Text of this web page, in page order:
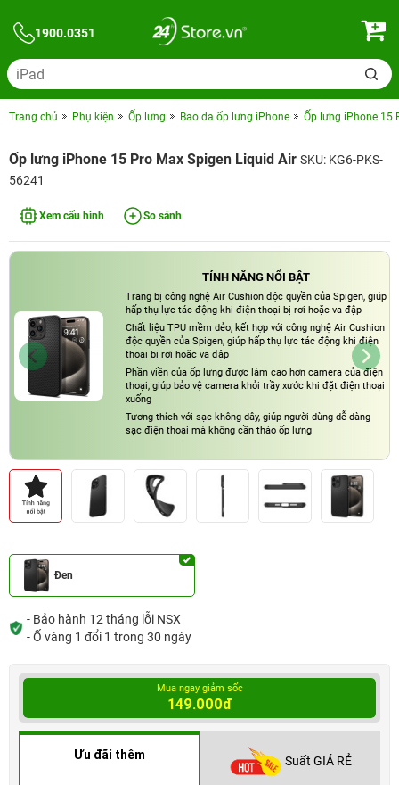
1900.0351
Trang chủ Phụ kiện Ốp lưng Bao da ốp lưng iPhone Ốp lưng iPhone 15
Ốp lưng iPhone 15 Pro Max Spigen Liquid Air SKU: KG6-PKS-
56241
Xem cấu hình So sánh
TÍNH NĂNG NỔI BẬT
Trang bị công nghệ Air Cushion độc quyền của Spigen, giúp
hấp thụ lực tác động khi điện thoại bị rơi hoặc va đập
Chất liệu TPU mềm dẻo, kết hợp với công nghệ Air Cushion
độc quyền của Spigen, giúp hấp thụ lực tác động khi điện
thoại bị rơi hoặc va đập
Phần viền của ốp lưng được làm cao hơn camera của điện
thoại, giúp bảo vệ camera khỏi trầy xước khi đặt điện thoại
xuống
Tương thích với sạc không dây, giúp người dùng dễ dàng
sạc điện thoại mà không cần tháo ốp lưng
Đen
- Bảo hành 12 tháng lỗi NSX
- Ố vàng 1 đổi 1 trong 30 ngày
Mua ngay giảm sốc
149.000đ
Ưu đãi thêm Suất GIÁ RẺ